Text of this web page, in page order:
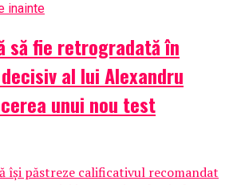
inainte
să fie retrogradată în
decisiv al lui Alexandru
unui nou test
își păstreze calificativul recomandat